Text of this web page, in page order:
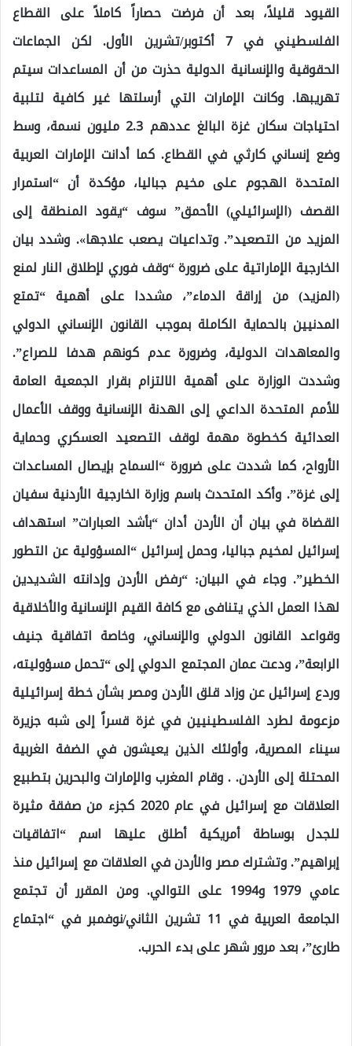
القيود قليلاً، بعد أن فرضت حصاراً كاملاً على القطاع
الفلسطيني في 7 أكتوبر/تشرين الأول. لكن الجماعات
الحقوقية والإنسانية الدولية حذرت من أن المساعدات سيتم
تهريبها. وكانت الإمارات التي أرسلتها غير كافية لتلبية
احتياجات سكان غزة البالغ عددهم 2.3 مليون نسمة، وسط
وضع إنساني كارثي في ​​القطاع. كما أدانت الإمارات العربية
المتحدة الهجوم على مخيم جباليا، مؤكدة أن “استمرار
القصف (الإسرائيلي) الأحمق” سوف “يقود المنطقة إلى
المزيد من التصعيد”. وتداعيات يصعب علاجها». وشدد بيان
الخارجية الإماراتية على ضرورة “وقف فوري لإطلاق النار لمنع
(المزيد) من إراقة الدماء”، مشددا على أهمية “تمتع
المدنيين بالحماية الكاملة بموجب القانون الإنساني الدولي
والمعاهدات الدولية، وضرورة عدم كونهم هدفا للصراع”.
وشددت الوزارة على أهمية الالتزام بقرار الجمعية العامة
للأمم المتحدة الداعي إلى الهدنة الإنسانية ووقف الأعمال
العدائية كخطوة مهمة لوقف التصعيد العسكري وحماية
الأرواح، كما شددت على ضرورة “السماح بإيصال المساعدات
إلى غزة”. وأكد المتحدث باسم وزارة الخارجية الأردنية سفيان
القضاة في بيان أن الأردن أدان “بأشد العبارات” استهداف
إسرائيل لمخيم جباليا، وحمل إسرائيل “المسؤولية عن التطور
الخطير”. وجاء في البيان: “رفض الأردن وإدانته الشديدين
لهذا العمل الذي يتنافى مع كافة القيم الإنسانية والأخلاقية
وقواعد القانون الدولي والإنساني، وخاصة اتفاقية جنيف
الرابعة”، ودعت عمان المجتمع الدولي إلى “تحمل مسؤوليته،
وردع إسرائيل عن وزاد قلق الأردن ومصر بشأن خطة إسرائيلية
مزعومة لطرد الفلسطينيين في غزة قسراً إلى شبه جزيرة
سيناء المصرية، وأولئك الذين يعيشون في الضفة الغربية
المحتلة إلى الأردن. . وقام المغرب والإمارات والبحرين بتطبيع
العلاقات مع إسرائيل في عام 2020 كجزء من صفقة مثيرة
للجدل بوساطة أمريكية أطلق عليها اسم “اتفاقيات
إبراهيم”. وتشترك مصر والأردن في العلاقات مع إسرائيل منذ
عامي 1979 و1994 على التوالي. ومن المقرر أن تجتمع
الجامعة العربية في 11 تشرين الثاني/نوفمبر في “اجتماع
طارئ”، بعد مرور شهر على بدء الحرب.